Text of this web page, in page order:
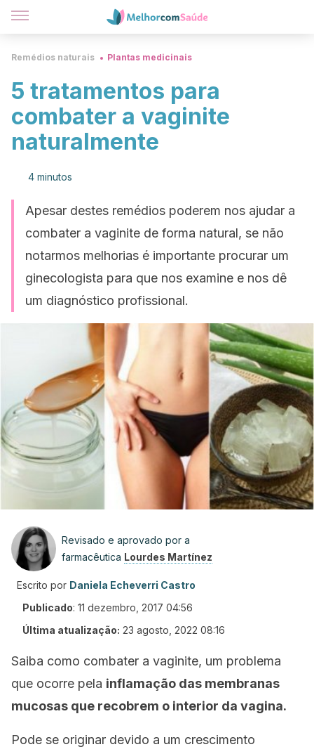
Remédios naturais Plantas medicinais
5 tratamentos para
combater a vaginite
naturalmente
4 minutos
Apesar destes remédios poderem nos ajudar a
combater a vaginite de forma natural, se não
notarmos melhorias é importante procurar um
ginecologista para que nos examine e nos dê
um diagnóstico profissional.
Revisado e aprovado por a
farmacêutica Lourdes Martínez
Escrito por Daniela Echeverri Castro
Publicado: 11 dezembro, 2017 04:56
Última atualização: 23 agosto, 2022 08:16
Saiba como combater a vaginite, um problema
que ocorre pela inflamação das membranas
mucosas que recobrem o interior da vagina.
Pode se originar devido a um crescimento